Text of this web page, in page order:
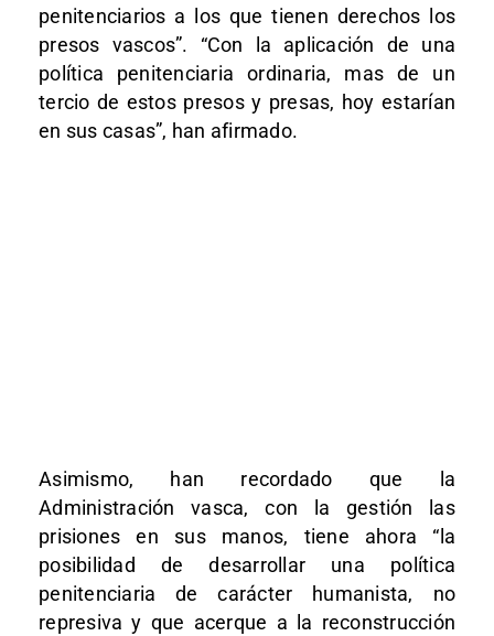
penitenciarios a los que tienen derechos los
presos vascos”. “Con la aplicación de una
política penitenciaria ordinaria, mas de un
tercio de estos presos y presas, hoy estarían
en sus casas”, han afirmado.
Asimismo, han recordado que la
Administración vasca, con la gestión las
prisiones en sus manos, tiene ahora “la
posibilidad de desarrollar una política
penitenciaria de carácter humanista, no
represiva y que acerque a la reconstrucción